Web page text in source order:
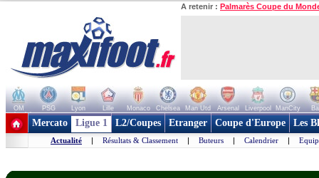
A retenir : Palmarès Coupe du
OM PSG Lyon Lille Monaco Chelsea Man Utd Arsenal Liverpool ManCity
+ de clubs
Mercato Ligue 1 L2/Coupes Etranger Coupe d'Europe Les
Actualité | Résultats & Classement | Buteurs | Calendrier |